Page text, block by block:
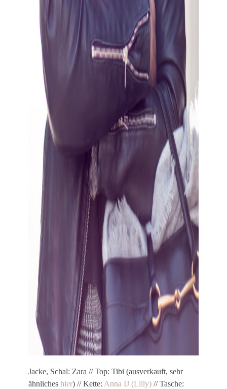
Jacke, Schal: Zara // Top: Tibi (ausverkauft, sehr
ähnliches hier) // Kette: Anna IJ (Lilly) // Tasche: